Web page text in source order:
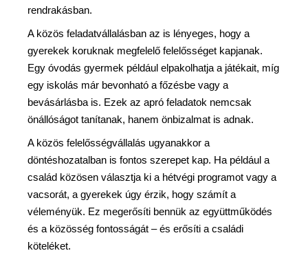
rendrakásban.
A közös feladatvállalásban az is lényeges, hogy a
gyerekek koruknak megfelelő felelősséget kapjanak.
Egy óvodás gyermek például elpakolhatja a játékait, míg
egy iskolás már bevonható a főzésbe vagy a
bevásárlásba is. Ezek az apró feladatok nemcsak
önállóságot tanítanak, hanem önbizalmat is adnak.
A közös felelősségvállalás ugyanakkor a
döntéshozatalban is fontos szerepet kap. Ha például a
család közösen választja ki a hétvégi programot vagy a
vacsorát, a gyerekek úgy érzik, hogy számít a
véleményük. Ez megerősíti bennük az együttműködés
és a közösség fontosságát – és erősíti a családi
köteléket.